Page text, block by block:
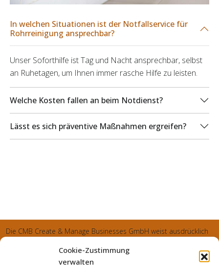
Cookie-Zustimmung
verwalten
In welchen Situationen ist der Notfallservice für
Rohrreinigung ansprechbar?
Unser Soforthilfe ist Tag und Nacht ansprechbar, selbst
an Ruhetagen, um Ihnen immer rasche Hilfe zu leisten.
Welche Kosten fallen an beim Notdienst?
Lässt es sich präventive Maßnahmen ergreifen?
Die CMB Create & Manage Businesses GmbH weist ausdrücklich
und sämtliche generierte Aufträge an die SecuPart GmbH